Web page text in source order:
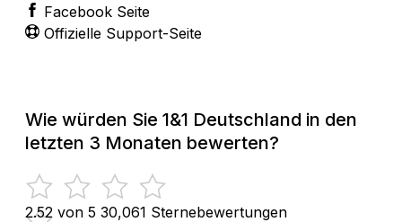
Facebook Seite
Offizielle Support-Seite
Wie würden Sie 1&1 Deutschland in den
letzten 3 Monaten bewerten?
2.52 von 5 30,061 Sternebewertungen